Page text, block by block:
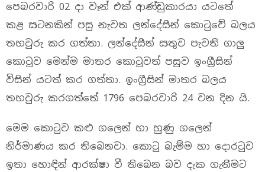
‍‍පෙබරවාරි 02 දා වෑන් එක් ආණ්ඩුකාරයා යටතේ
කළ සටනකින් පසු නැවත ලන්දේසීන් ‍කොටුවේ බලය
තහවුරු කර ගත්තා. ලන්දේසීන් සතුව පැවති ගාලු
කොටුව මෙන්ම මාතර කොටුවත් පසුව ඉංග්‍රීසින්
විසින් යටත් කර ගත්තා. ඉංග්‍රීසින් මාතර බලය
තහවුරු කරගත්තේ 1796 ‍‍පෙබරවාරි 24 වන දින යි.
මෙම ‍කොටුව කළු ග‍ලෙන් හා හුණු ග‍ලෙන්
නිර්මාණය කර තිබෙනවා. ‍කොටු බැම්ම හා දොරටුව
ඉතා හොඳින් ආරක්ෂා වී තිබෙන බව දැක ගැනීමට